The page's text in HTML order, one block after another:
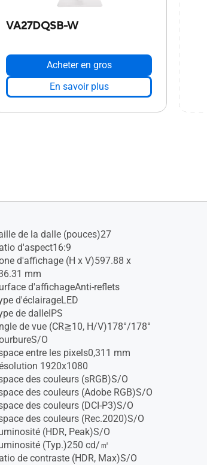
VA27DQSB-W
Acheter en gros
En savoir plus
de la dalle (pouces)27
d'aspect16:9
d'affichage (H x V)597.88 x
mm
d'affichageAnti-reflets
d'éclairageLED
de dalleIPS
de vue (CR≧10, H/V)178°/178°
O
entre les pixels0,311 mm
1920x1080
des couleurs (sRGB)S/O
des couleurs (Adobe RGB)S/O
des couleurs (DCI-P3)S/O
des couleurs (Rec.2020)S/O
(HDR, Peak)S/O
(Typ.)250 cd/㎡
de contraste (HDR, Max)S/O